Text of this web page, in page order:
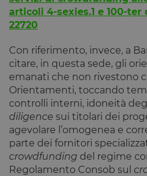
articoli 4-sexies.1 e 100-ter
22720
Con riferimento, invece, a
citare, in questa sede, gli
emanati che non rivestono
Orientamenti, toccando
controlli interni, idoneità
diligence sui titolari dei
agevolare l’omogenea e
parte dei fornitori
crowdfunding del regime
Regolamento Consob sul
Nome
tAE
tTDe
tnsApp
tMQ